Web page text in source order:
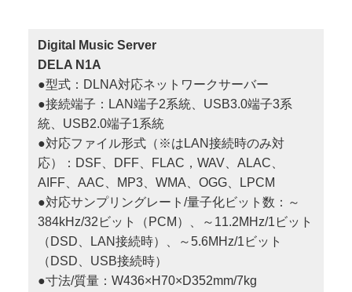
Digital Music Server
DELA N1A
●型式：DLNA対応ネットワークサーバー
●接続端子：LAN端子2系統、USB3.0端子3系
統、USB2.0端子1系統
●対応ファイル形式（※はLAN接続時のみ対
応）：DSF、DFF、FLAC，WAV、ALAC、
AIFF、AAC、MP3、WMA、OGG、LPCM
●対応サンプリングレート/量子化ビット数：～
384kHz/32ビット（PCM）、～11.2MHz/1ビット
（DSD、LAN接続時）、～5.6MHz/1ビット
（DSD、USB接続時）
●寸法/質量：W436×H70×D352mm/7kg